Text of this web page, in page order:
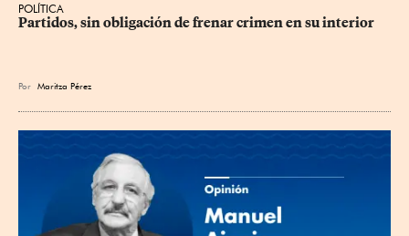
POLÍTICA
Partidos, sin obligación de frenar crimen en su interior
Por Maritza Pérez